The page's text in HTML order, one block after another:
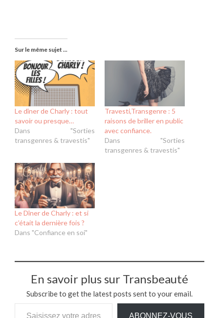
Sur le même sujet ...
Le dîner de Charly : tout
savoir ou presque…
Dans "Sorties
transgenres & travestis"
Travesti,Transgenre : 5
raisons de briller en public
avec confiance.
Dans "Sorties
transgenres & travestis"
Le Dîner de Charly : et si
c’était la dernière fois ?
Dans "Confiance en soi"
En savoir plus sur Transbeauté
Subscribe to get the latest posts sent to your email.
Saisissez votre adresse e-mail…
ABONNEZ-VOUS